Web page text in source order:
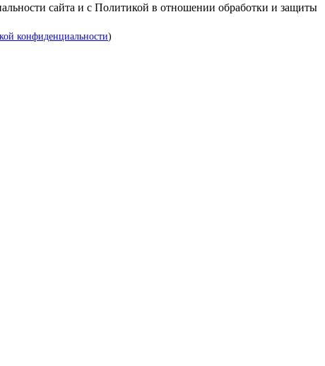
сайта и с Политикой в отношении обработки и защиты
конфиденциальности)